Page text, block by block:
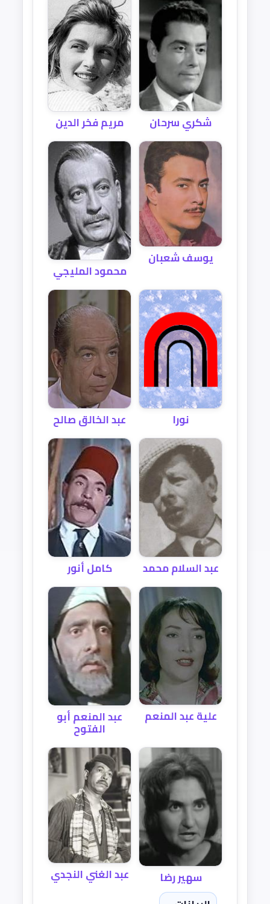
شكري سرحان مريم فخر الدين
يوسف شعبان
محمود المليجي
نورا عبد الخالق صالح
عبد السلام محمد كامل أنور
علية عبد المنعم عبد المنعم أبو
الفتوح
سهير رضا
عبد الغني النجدي